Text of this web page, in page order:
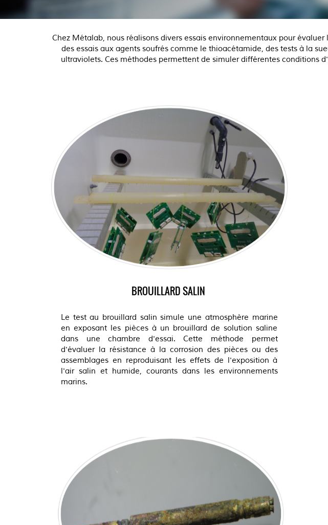
Chez Métalab, nous réalisons divers essais environnementaux pour
des essais aux agents soufrés comme le thioacétamide, des tests à la
ultraviolets. Ces méthodes permettent de simuler différentes conditions
BROUILLARD SALIN
Le test au brouillard salin simule une atmosphère marine
en exposant les pièces à un brouillard de solution saline
dans une chambre d'essai. Cette méthode permet
d'évaluer la résistance à la corrosion des pièces ou des
assemblages en reproduisant les effets de l'exposition à
l'air salin et humide, courants dans les environnements
marins.